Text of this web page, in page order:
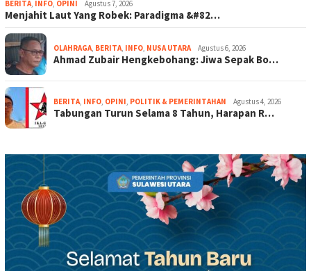
BERITA, INFO, OPINI Agustus 7, 2026
Menjahit Laut Yang Robek: Paradigma &#82…
OLAHRAGA, BERITA, INFO, NUSA UTARA Agustus 6, 2026
Ahmad Zubair Hengkebohang: Jiwa Sepak Bo…
BERITA, INFO, OPINI, POLITIK & PEMERINTAHAN Agustus 4, 2026
Tabungan Turun Selama 8 Tahun, Harapan R…